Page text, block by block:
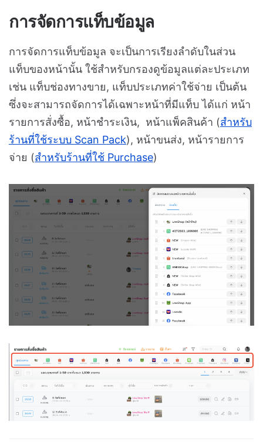
การจัดการแท็บข้อมูล
การจัดการแท็บข้อมูล จะเป็นการเรียงลำดับในส่วน
แท็บของหน้านั้น ใช้สำหรับกรองดูข้อมูลแต่ละประเภท
เช่น แท็บช่องทางขาย, แท็บประเภทค่าใช้จ่าย เป็นต้น
ซึ่งจะสามารถจัดการได้เฉพาะหน้าที่มีแท็บ ได้แก่ หน้า
รายการสั่งซื้อ, หน้าชำระเงิน, หน้าแพ็คสินค้า (สำหรับ
ร้านที่ใช้ระบบ Scan Pack), หน้าขนส่ง, หน้ารายการ
จ่าย (สำหรับร้านที่ใช้ Purchase)